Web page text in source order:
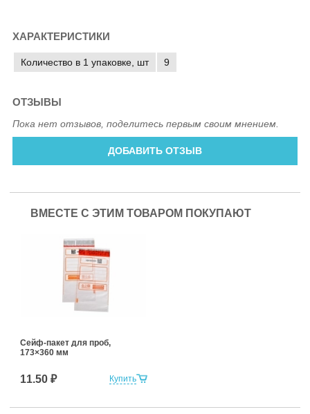
ХАРАКТЕРИСТИКИ
Количество в 1 упаковке, шт 9
ОТЗЫВЫ
Пока нет отзывов, поделитесь первым своим мнением.
ДОБАВИТЬ ОТЗЫВ
ВМЕСТЕ С ЭТИМ ТОВАРОМ ПОКУПАЮТ
Купить
Сейф-пакет для проб,
173×360 мм
11.50 ₽